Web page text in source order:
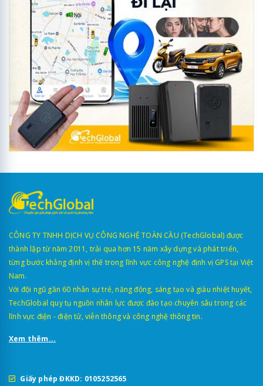
CÔNG TY TNHH DỊCH VỤ CÔNG NGHỆ TOÀN CẦU (TechGlobal) được
thành lập từ năm 2011, trải qua hơn 15 năm xây dựng và phát triển,
từng bước khẳng định vị thế trong lĩnh vực công nghệ định vị GPS tại Việt
Nam.
Với đội ngũ gần 60 nhân sự trẻ, năng động, sáng tạo và giàu nhiệt huyết,
TechGlobal quy tụ nguồn nhân lực được đào tạo chuyên sâu trong các
lĩnh vực điện - điện tử, viễn thông và công nghệ thông tin.
Xem thêm...
Giấy phép ĐKKD: 0105252565